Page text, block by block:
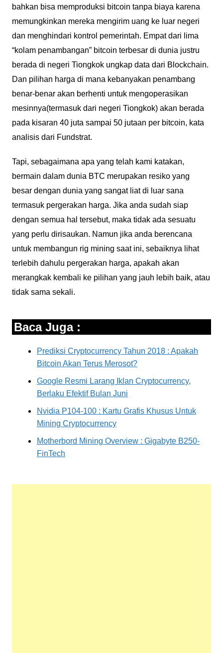
bahkan bisa memproduksi bitcoin tanpa biaya karena
memungkinkan mereka mengirim uang ke luar negeri
dan menghindari kontrol pemerintah. Empat dari lima
“kolam penambangan” bitcoin terbesar di dunia justru
berada di negeri Tiongkok ungkap data dari Blockchain.
Dan pilihan harga di mana kebanyakan penambang
benar-benar akan berhenti untuk mengoperasikan
mesinnya(termasuk dari negeri Tiongkok) akan berada
pada kisaran 40 juta sampai 50 jutaan per bitcoin, kata
analisis dari Fundstrat.
Tapi, sebagaimana apa yang telah kami katakan,
bermain dalam dunia BTC merupakan resiko yang
besar dengan dunia yang sangat liat di luar sana
termasuk pergerakan harga. Jika anda sudah siap
dengan semua hal tersebut, maka tidak ada sesuatu
yang perlu dirisaukan. Namun jika anda berencana
untuk membangun rig mining saat ini, sebaiknya lihat
terlebih dahulu pergerakan harga, apakah akan
merangkak kembali ke pilihan yang jauh lebih baik, atau
tidak sama sekali.
Baca Juga :
Prediksi Cryptocurrency Tahun 2018 : Apakah
Bitcoin Akan Terus Merosot?
Google Resmi Larang Iklan Cryptocurrency,
Berlaku Efektif Bulan Juni
Nvidia P104-100 : Kartu Grafis Khusus Untuk
Mining Cryptocurrency
Motherbord Mining Overview : Gigabyte B250-
FinTech